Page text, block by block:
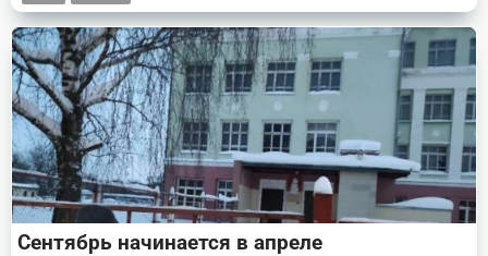
Сентябрь начинается в апреле